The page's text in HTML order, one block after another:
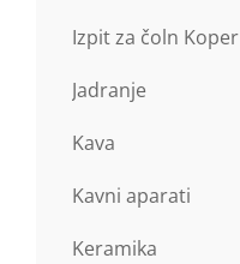
Izpit za čoln Koper
Jadranje
Kava
Kavni aparati
Keramika